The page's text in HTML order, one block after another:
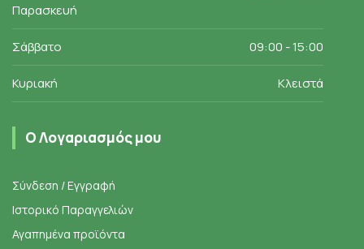
Παρασκευή
Σάββατο 09:00 - 15:00
Κυριακή Κλειστά
Ο Λογαριασμός μου
Σύνδεση / Εγγραφή
Ιστορικό Παραγγελιών
Αγαπημένα προϊόντα